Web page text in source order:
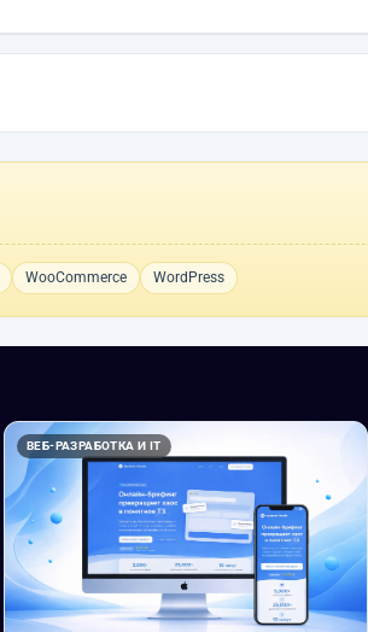
WooCommerce WordPress
ВЕБ-РАЗРАБОТКА И IT